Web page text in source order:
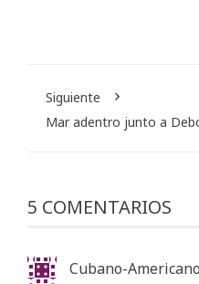
Siguiente
Mar adentro junto a
5 COMENTARIOS
Cubano-Americano